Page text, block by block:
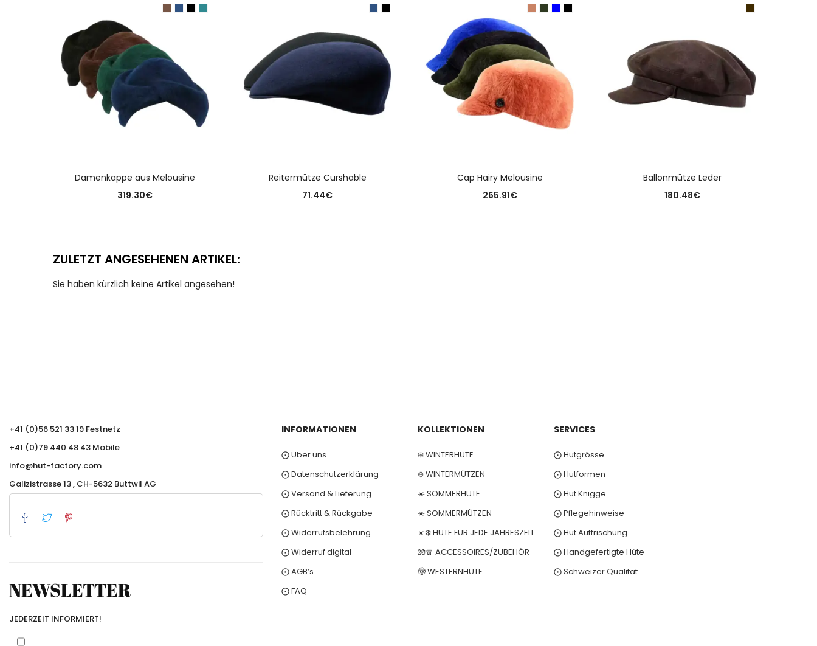
Damenkappe aus Melousine
319.30€
Reitermütze Curshable
71.44€
Cap Hairy Melousine
265.91€
Ballonmütze Leder
180.48€
ZULETZT ANGESEHENEN ARTIKEL:
Sie haben kürzlich keine Artikel angesehen!
+41 (0)56 521 33 19 Festnetz
+41 (0)79 440 48 43 Mobile
info@hut-factory.com
Galizistrasse 13 , CH-5632 Buttwil AG
NEWSLETTER
JEDERZEIT INFORMIERT!
INFORMATIONEN
⨀ Über uns
⨀ Datenschutzerklärung
⨀ Versand & Lieferung
⨀ Rücktritt & Rückgabe
⨀ Widerrufsbelehrung
⨀ Widerruf digital
⨀ AGB’s
⨀ FAQ
KOLLEKTIONEN
❄️ WINTERHÜTE
❄️ WINTERMÜTZEN
☀️ SOMMERHÜTE
☀️ SOMMERMÜTZEN
☀️❄️ HÜTE FÜR JEDE JAHRESZEIT
🧤🧣 ACCESSOIRES/ZUBEHÖR
🤠 WESTERNHÜTE
SERVICES
⨀ Hutgrösse
⨀ Hutformen
⨀ Hut Knigge
⨀ Pflegehinweise
⨀ Hut Auffrischung
⨀ Handgefertigte Hüte
⨀ Schweizer Qualität